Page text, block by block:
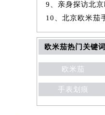
欧米茄热门关键词
欧米茄
手表划痕